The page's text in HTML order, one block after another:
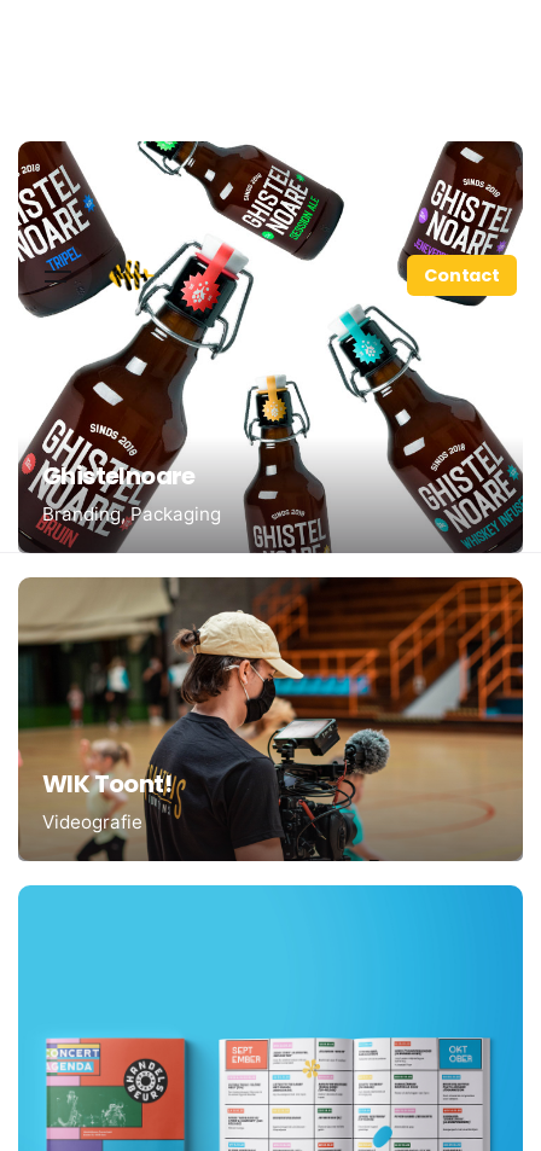
Contact
Ghistelnoare
Branding Packaging
WIK Toont!
Videografie